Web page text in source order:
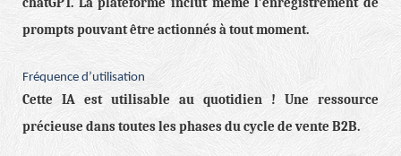
chatGPT. La plateforme inclut même l’enregistrement de
prompts pouvant être actionnés à tout moment.
Fréquence d’utilisation
Cette IA est utilisable au quotidien ! Une ressource
précieuse dans toutes les phases du cycle de vente B2B.